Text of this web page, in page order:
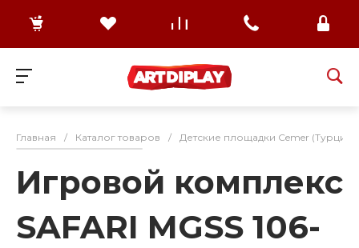
Главная / Каталог товаров / Детские площадки Cemer (Турция)
Игровой комплекс
SAFARI MGSS 106-